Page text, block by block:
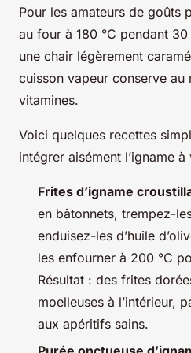
Pour les amateurs de goûts
au four à 180 °C pendant
une chair légèrement
cuisson vapeur conserve au
vitamines.
Voici quelques recettes
intégrer aisément l’igname
Frites d’igname
en bâtonnets, trempez-
enduisez-les d’huile
les enfourner à 200 °C
Résultat : des frites
moelleuses à l’intérieur,
aux apéritifs sains.